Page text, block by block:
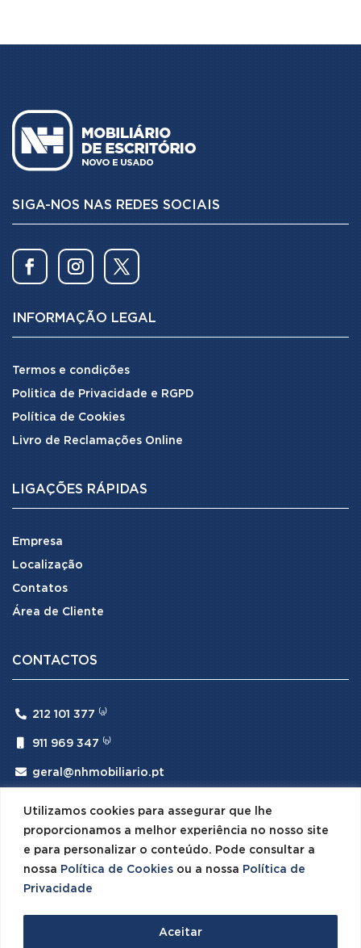
Utilizamos cookies para assegurar que lhe
proporcionamos a melhor experiência no nosso site
e para personalizar o conteúdo. Pode consultar a
nossa Política de Cookies ou a nossa Política de
Privacidade
Aceitar
SIGA-NOS NAS REDES SOCIAIS
INFORMAÇÃO LEGAL
Termos e condições
Politica de Privacidade e RGPD
Política de Cookies
Livro de Reclamações Online
LIGAÇÕES RÁPIDAS
Empresa
Localização
Contatos
Área de Cliente
CONTACTOS
 212 101 377 ⁽ᵃ⁾
911 969 347 ⁽ᵇ⁾
 geral@nhmobiliario.pt
© 2026 NH Mobiliário · Todos os Direitos Reservados ·
Desenvolvido porSPOT Digital